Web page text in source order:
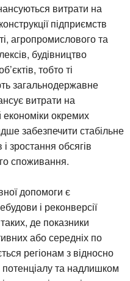
витрати на
підприємств
агропромислового та
будівництво
тобто ті
загальнодержавне
витрати на
економіки окремих
забезпечити стабільне
зростання обсягів
споживання.
допомоги є
і реконверсії
де показники
або середніх по
регіонам з відносно
та надлишком